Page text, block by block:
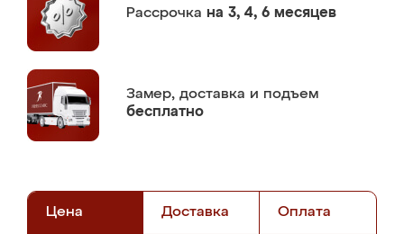
Рассрочка на 3, 4, 6 месяцев
Замер, доставка и подъем
бесплатно
Цена Доставка Оплата